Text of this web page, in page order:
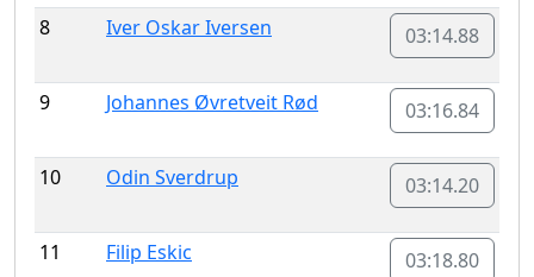
8 Iver Oskar Iversen 03:14.88
9 Johannes Øvretveit Rød 03:16.84
10 Odin Sverdrup 03:14.20
11 Filip Eskic 03:18.80